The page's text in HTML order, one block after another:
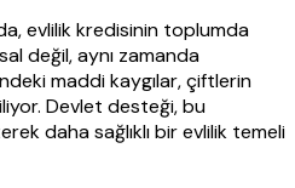
evlilik kredisinin toplumda
değil, aynı zamanda
maddi kaygılar, çiftlerin
Devlet desteği, bu
daha sağlıklı bir evlilik temeli